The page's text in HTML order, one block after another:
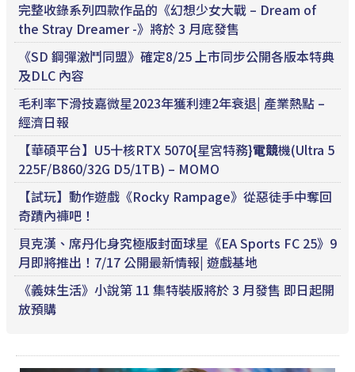
完整收錄系列四款作品的《幻想少女大戰 – Dream of
the Stray Dreamer -》將於 3 月底發售
《SD 鋼彈激鬥同盟》確定8/25 上市同步公開各版本特典
及DLC 內容
毛利率下滑技嘉微星2023年獲利連2年衰退| 產業熱點 –
經濟日報
【華碩平台】U5十核RTX 5070{星宮特務}電競機(Ultra 5
225F/B860/32G D5/1TB) – MOMO
【試玩】動作遊戲《Rocky Rampage》從惡徒手中奪回
奇蹟內褲吧！
貝克漢、席丹化身究極版封面球星《EA Sports FC 25》9
月即將推出！7/17 公開最新情報| 遊戲基地
《義妹生活》小說第 11 集特裝版將於 3 月發售 即日起開
放預購